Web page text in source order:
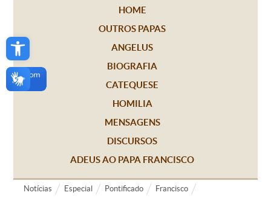
Open toolbar
HOME
OUTROS PAPAS
ANGELUS
BIOGRAFIA
CATEQUESE
HOMILIA
MENSAGENS
DISCURSOS
ADEUS AO PAPA FRANCISCO
Notícias Especial Pontificado Francisco